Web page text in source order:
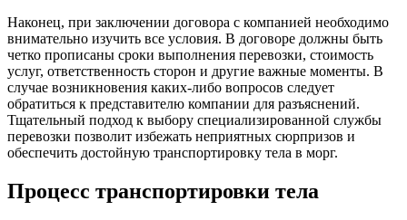
Наконец, при заключении договора с компанией необходимо
внимательно изучить все условия. В договоре должны быть
четко прописаны сроки выполнения перевозки, стоимость
услуг, ответственность сторон и другие важные моменты. В
случае возникновения каких-либо вопросов следует
обратиться к представителю компании для разъяснений.
Тщательный подход к выбору специализированной службы
перевозки позволит избежать неприятных сюрпризов и
обеспечить достойную транспортировку тела в морг.
Процесс транспортировки тела